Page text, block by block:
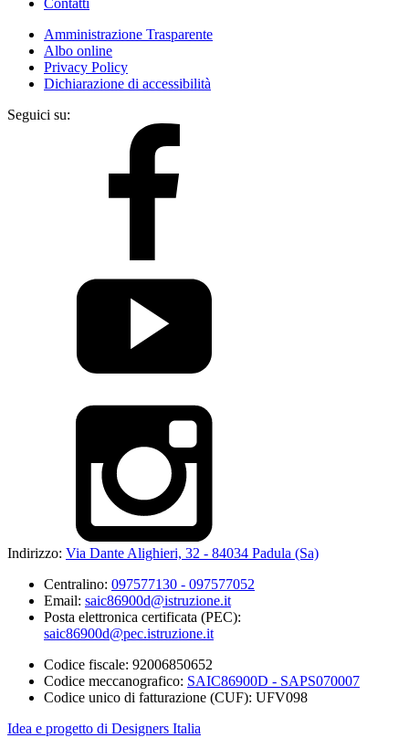
Amministrazione Trasparente
Albo online
Privacy Policy
Dichiarazione di accessibilità
Seguici su:
Indirizzo: Via Dante Alighieri, 32 - 84034 Padula (Sa)
Centralino: 097577130 - 097577052
Email: saic86900d@istruzione.it
Posta elettronica certificata (PEC):
saic86900d@pec.istruzione.it
Codice fiscale: 92006850652
Codice meccanografico: SAIC86900D - SAPS070007
Codice unico di fatturazione (CUF): UFV098
Idea e progetto di Designers Italia